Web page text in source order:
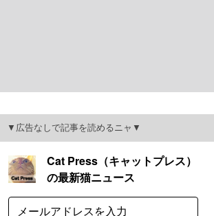
▼広告なしで記事を読めるニャ▼